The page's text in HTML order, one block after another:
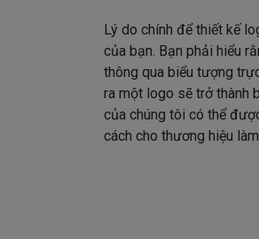
Lý do chính để thiết kế
của bạn. Bạn phải hiểu
thông qua biểu tượng
ra một logo sẽ trở thành
của chúng tôi có thể
cách cho thương hiệu